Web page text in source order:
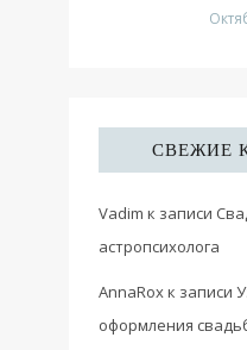
СВЕЖИЕ
Vadim к записи
астропсихолога
AnnaRoxк записи
оформления